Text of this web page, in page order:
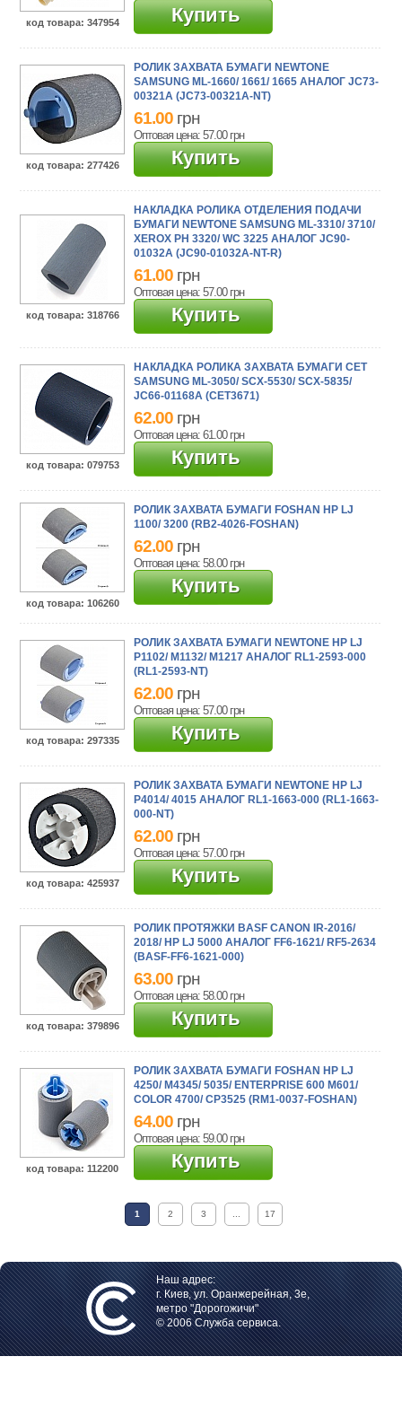
код товара: 347954 Купить
код товара: 277426
РОЛИК ЗАХВАТА БУМАГИ NEWTONE
SAMSUNG ML-1660/ 1661/ 1665 АНАЛОГ JC73-
00321A (JC73-00321A-NT)
61.00 грн
Оптовая цена: 57.00 грн
Купить
код товара: 318766
НАКЛАДКА РОЛИКА ОТДЕЛЕНИЯ ПОДАЧИ
БУМАГИ NEWTONE SAMSUNG ML-3310/ 3710/
XEROX PH 3320/ WC 3225 АНАЛОГ JC90-
01032A (JC90-01032A-NT-R)
61.00 грн
Оптовая цена: 57.00 грн
Купить
код товара: 079753
НАКЛАДКА РОЛИКА ЗАХВАТА БУМАГИ CET
SAMSUNG ML-3050/ SCX-5530/ SCX-5835/
JC66-01168A (CET3671)
62.00 грн
Оптовая цена: 61.00 грн
Купить
код товара: 106260
РОЛИК ЗАХВАТА БУМАГИ FOSHAN HP LJ
1100/ 3200 (RB2-4026-FOSHAN)
62.00 грн
Оптовая цена: 58.00 грн
Купить
код товара: 297335
РОЛИК ЗАХВАТА БУМАГИ NEWTONE HP LJ
P1102/ M1132/ M1217 АНАЛОГ RL1-2593-000
(RL1-2593-NT)
62.00 грн
Оптовая цена: 57.00 грн
Купить
код товара: 425937
РОЛИК ЗАХВАТА БУМАГИ NEWTONE HP LJ
P4014/ 4015 АНАЛОГ RL1-1663-000 (RL1-1663-
000-NT)
62.00 грн
Оптовая цена: 57.00 грн
Купить
код товара: 379896
РОЛИК ПРОТЯЖКИ BASF CANON IR-2016/
2018/ HP LJ 5000 АНАЛОГ FF6-1621/ RF5-2634
(BASF-FF6-1621-000)
63.00 грн
Оптовая цена: 58.00 грн
Купить
код товара: 112200
РОЛИК ЗАХВАТА БУМАГИ FOSHAN HP LJ
4250/ M4345/ 5035/ ENTERPRISE 600 M601/
COLOR 4700/ CP3525 (RM1-0037-FOSHAN)
64.00 грн
Оптовая цена: 59.00 грн
Купить
1 2 3 17
Наш адрес:
г. Киев, ул. Оранжерейная, 3е,
метро "Дорогожичи"
© 2006 Служба сервиса.